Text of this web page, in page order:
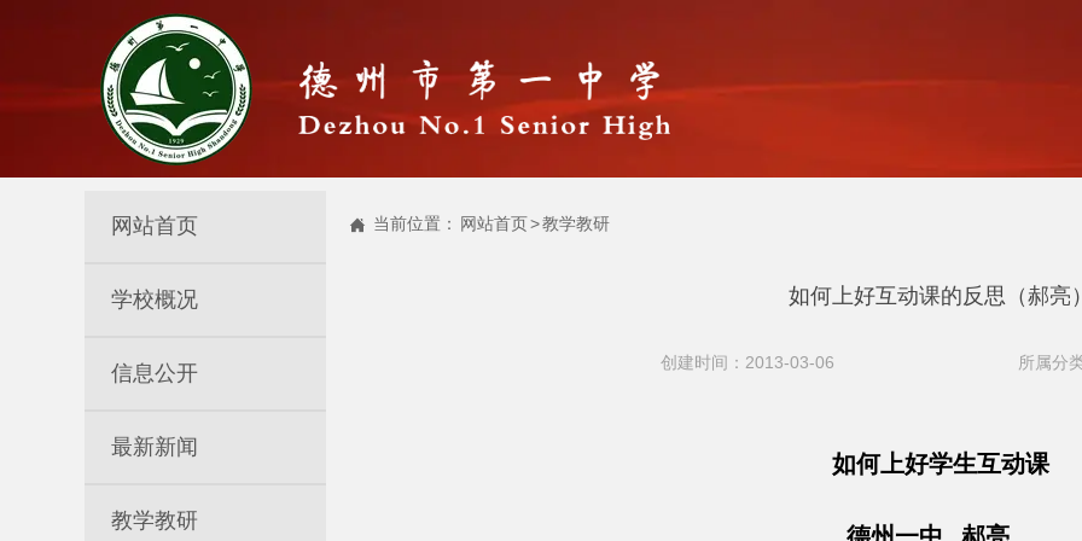
如何上好互动课的反思（郝亮
创建时间：2013-03-06 所属分
如何上好学生互动课
 当前位置： 网站首页>教学教研
网站首页
学校概况
信息公开
最新新闻
教学教研